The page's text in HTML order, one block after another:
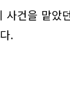
사건을 맡았
.